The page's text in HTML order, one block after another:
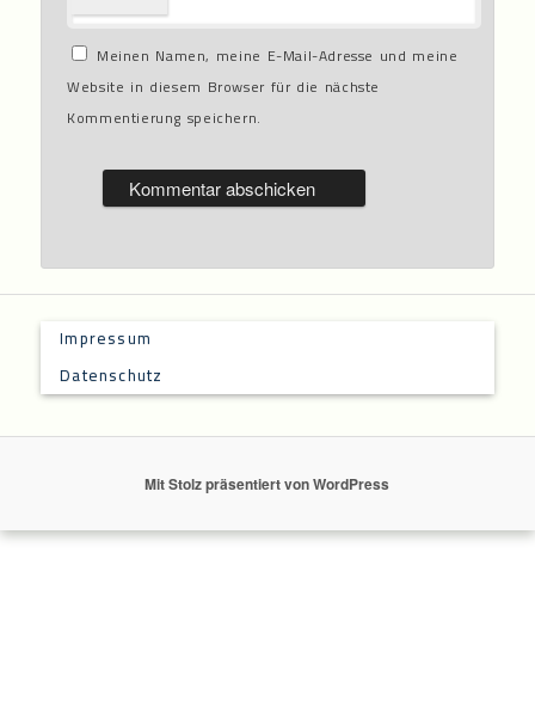
Meinen Namen, meine E-Mail-Adresse und meine
Website in diesem Browser für die nächste
Kommentierung speichern.
Impressum
Datenschutz
Mit Stolz präsentiert von WordPress